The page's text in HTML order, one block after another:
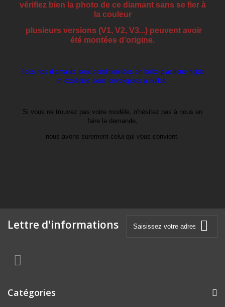
vérifiez bien la photo de ce diamant sans se fier à
la couleur
plusieurs versions (V1, V2, V3...) peuvent avoir
été montées d'origine.
Tous nos diamants sont conditionnées en boîte plastique rigide
et expédiés sous enveloppes à bulles.
Si vous ne trouvez pas votre modèle, n'hésitez pas à nous en
faire la demande,
nous avons surement celui qui vous convient.
Lettre d'informations
Catégories